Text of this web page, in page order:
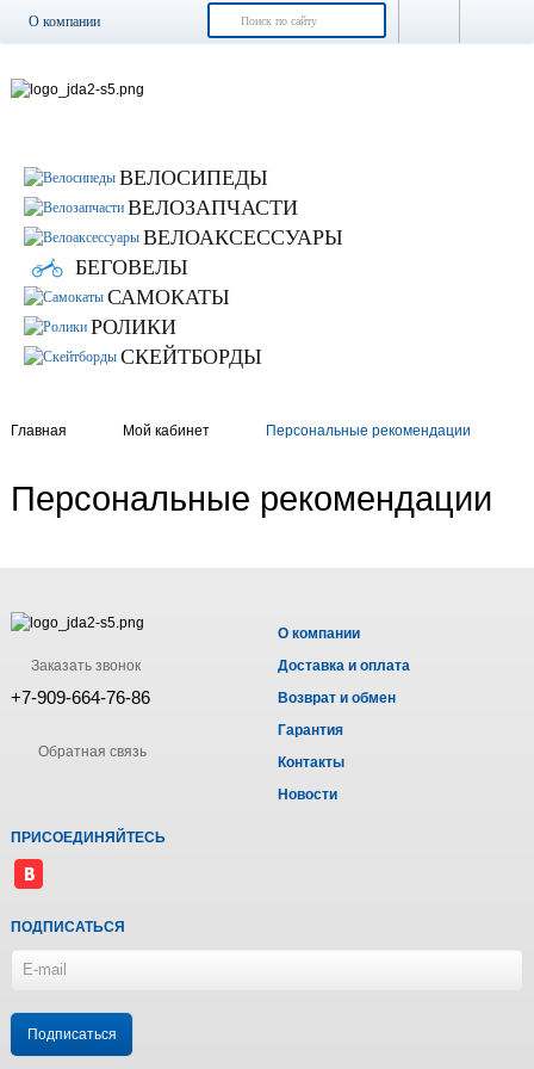
О компании
Новости
ВЕЛОСИПЕДЫ
ВЕЛОЗАПЧАСТИ
ВЕЛОАКСЕССУАРЫ
БЕГОВЕЛЫ
САМОКАТЫ
РОЛИКИ
СКЕЙТБОРДЫ
Главная Мой кабинет Персональные рекомендации
Персональные рекомендации
Заказать звонок
+7-909-664-76-86
Обратная связь
О компании
Доставка и оплата
Возврат и обмен
Гарантия
Контакты
Новости
ПРИСОЕДИНЯЙТЕСЬ
ПОДПИСАТЬСЯ